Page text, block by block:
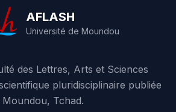
AFLASH
Université de Moundou
des Lettres, Arts et Sciences
pluridisciplinaire publiée
Tchad.